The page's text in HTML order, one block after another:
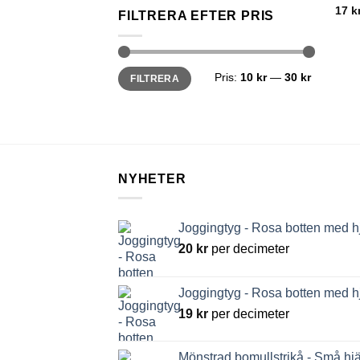
FILTRERA EFTER PRIS
Min
pris
Max
prisFILTRERA Pris: 10 kr— 30 kr
17
NYHETER
Joggingtyg - Rosa botten med
20 kr per decimeter
Joggingtyg - Rosa botten med
19 kr per decimeter